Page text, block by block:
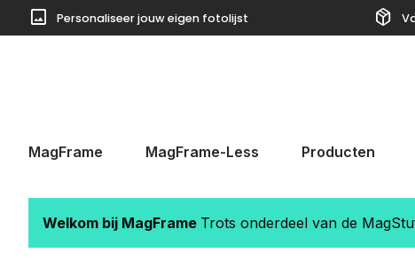
naar de hoofdinhoud
Ga naar de zoekopdracht
Ga naar de hoofdnavigatie
image Personaliseer jouw eigen fotolijst package_2
MagFrame MagFrame-Less Producten
Welkom bij MagFrame Trots onderdeel van de